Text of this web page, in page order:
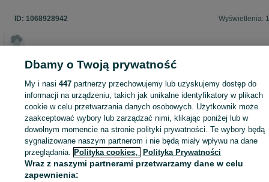
ID: 1068928942 Wyświetlenia:
Zaloguj się lub załóż konto na OLX, aby skontaktować się z
sprzedającym
Zaloguj się / Załóż konto
Kup
Dbamy o Twoją prywatność
My i nasi447 partnerzy przechowujemy lub uzyskujemy dostęp do
informacji na urządzeniu, takich jak unikalne identyfikatory w plikach
cookie w celu przetwarzania danych osobowych. Użytkownik może
zaakceptować wybory lub zarządzać nimi, klikając poniżej lub w
dowolnym momencie na stronie polityki prywatności. Te wybory będą
sygnalizowane naszym partnerom i nie będą miały wpływu na dane
przeglądania. Polityka cookies, Polityka Prywatności
Wraz z naszymi partnerami przetwarzamy dane w celu
zapewnienia: